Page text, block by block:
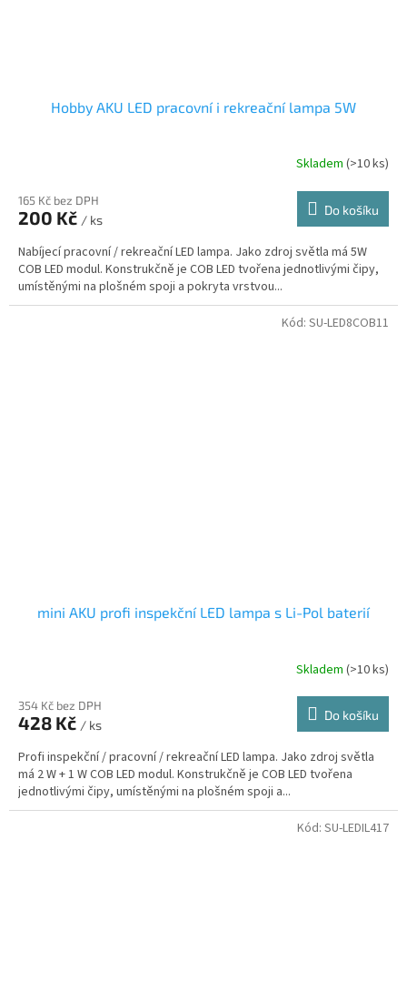
Hobby AKU LED pracovní i rekreační lampa 5W
Skladem (>10 ks)
165 Kč bez DPH
200 Kč / ks
Do košíku
Nabíjecí pracovní / rekreační LED lampa. Jako zdroj světla má 5W
COB LED modul. Konstrukčně je COB LED tvořena jednotlivými čipy,
umístěnými na plošném spoji a pokryta vrstvou...
mini AKU profi inspekční LED lampa s Li-Pol baterií
Skladem (>10 ks)
354 Kč bez DPH
428 Kč / ks
Do košíku
Profi inspekční / pracovní / rekreační LED lampa. Jako zdroj světla
má 2 W + 1 W COB LED modul. Konstrukčně je COB LED tvořena
jednotlivými čipy, umístěnými na plošném spoji a...
Kód: SU-LED8COB11
Kód: SU-LEDIL417